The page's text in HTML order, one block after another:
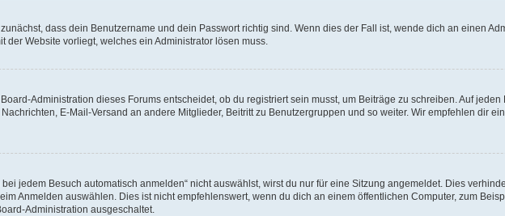
dass dein Benutzername und dein Passwort richtig sind. Wenn dies der Fall ist, wende dich an einen
Website vorliegt, welches ein Administrator lösen muss.
Administration dieses Forums entscheidet, ob du registriert sein musst, um Beiträge zu schreiben. Auf
E-Mail-Versand an andere Mitglieder, Beitritt zu Benutzergruppen und so weiter. Wir empfehlen dir
jedem Besuch automatisch anmelden“ nicht auswählst, wirst du nur für eine Sitzung angemeldet. Dies
Anmelden auswählen. Dies ist nicht empfehlenswert, wenn du dich an einem öffentlichen Computer, zum
Administration ausgeschaltet.